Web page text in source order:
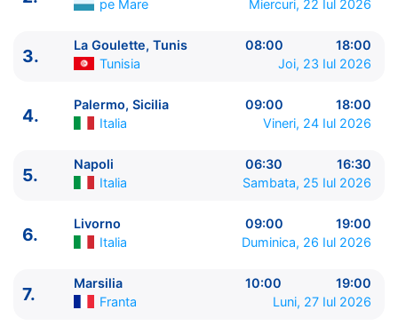
ITINERARIU
----------------------------------------
1. Barcelona Spania
La Goulette, Tunis
08:00 - 18:00
4.
Palermo, Sicilia
09:00 - 18:00
pe Mare
Miercuri, 22 Iul 2026
3.
La Goulette, Tunis 08:00
18:00
Tunisia
Joi, 23 Iul 2026
4.
Palermo, Sicilia 09:00
18:00
Italia
Vineri, 24 Iul 2026
5.
Napoli 06:30
16:30
Italia
Sambata, 25 Iul 2026
6.
Livorno 09:00
19:00
Italia
Duminica, 26 Iul 2026
7.
Marsilia 10:00
19:00
Franta
Luni, 27 Iul 2026